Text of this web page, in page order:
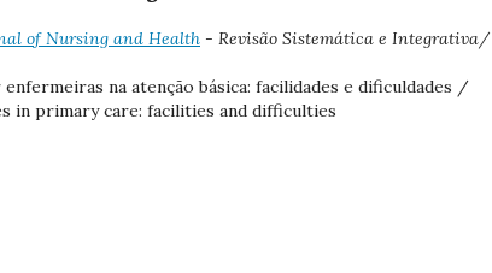
of Nursing and Health - Revisão Sistemática e Integrativa/
na atenção básica: facilidades e dificuldades /
in primary care: facilities and difficulties